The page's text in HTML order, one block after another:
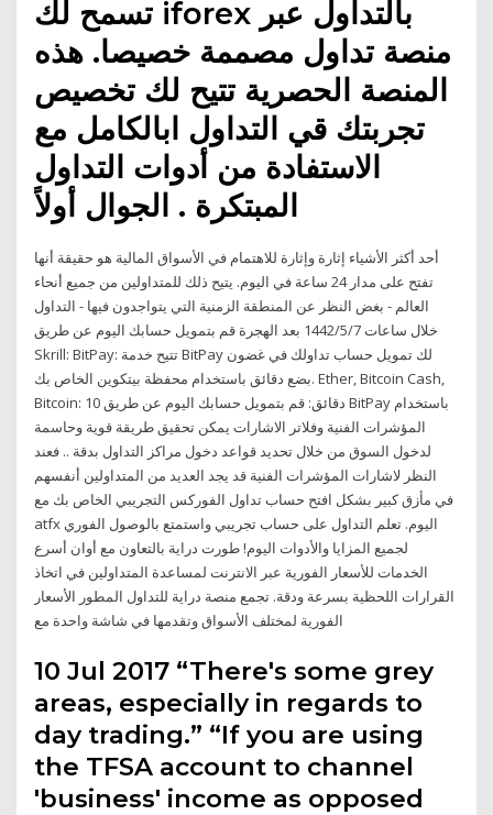
تسمح لك iforex بالتداول عبر
منصة تداول مصممة خصيصا. هذه
المنصة الحصرية تتيح لك تخصيص
تجربتك قي التداول ابالكامل مع
الاستفادة من أدوات التداول
المبتكرة . الجوال أولاً
أحد أكثر الأشياء إثارة وإثارة للاهتمام في الأسواق المالية هو حقيقة أنها
تفتح على مدار 24 ساعة في اليوم. يتيح ذلك للمتداولين من جميع أنحاء
العالم - بغض النظر عن المنطقة الزمنية التي يتواجدون فيها - التداول
خلال ساعات 7‏‏/5‏‏/1442 بعد الهجرة قم بتمويل حسابك اليوم عن طريق
Skrill: BitPay: تتيح خدمة BitPay لك تمويل حساب تداولك في غضون
بضع دقائق باستخدام محفظة بيتكوين الخاص بك. Ether, Bitcoin Cash,
Bitcoin: 10 دقائق: قم بتمويل حسابك اليوم عن طريق BitPay باستخدام
المؤشرات الفنية وفلاتر الاشارات يمكن تحقيق طريقة قوية وحاسمة
لدخول السوق من خلال تحديد قواعد دخول مراكز التداول بدقة .. فعند
النظر لاشارات المؤشرات الفنية قد يجد العديد من المتداولين أنفسهم
في مأزق كبير بشكل افتح حساب تداول الفوركس التجريبي الخاص بك مع
atfx اليوم. تعلم التداول على حساب تجريبي واستمتع بالوصول الفوري
لجميع المزايا والأدوات اليوم! طورت دراية بالتعاون مع أوان أسرع
الخدمات للأسعار الفورية عبر الانترنت لمساعدة المتداولين في اتخاذ
القرارات اللحظية بسرعة ودقة. تجمع منصة دراية للتداول المطور الأسعار
الفورية لمختلف الأسواق وتقدمها في شاشة واحدة مع
10 Jul 2017 “There's some grey
areas, especially in regards to
day trading.” “If you are using
the TFSA account to channel
'business' income as opposed